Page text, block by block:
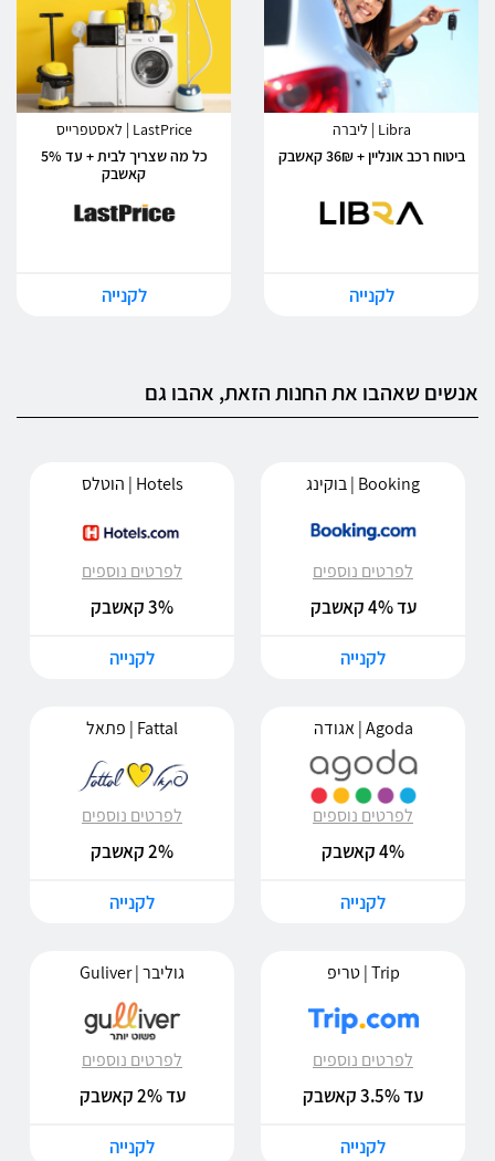
Libra | ליברה
ביטוח רכב אונליין + 36₪ קאשבק
לקנייה
LastPrice | לאסטפרייס
כל מה שצריך לבית + עד 5%
קאשבק
לקנייה
אנשים שאהבו את החנות הזאת, אהבו גם
Booking | בוקינג
לפרטים נוספים
עד 4% קאשבק
לקנייה
Hotels | הוטלס
לפרטים נוספים
3% קאשבק
לקנייה
Agoda | אגודה
לפרטים נוספים
4% קאשבק
לקנייה
Fattal | פתאל
לפרטים נוספים
2% קאשבק
לקנייה
Trip | טריפ
לפרטים נוספים
עד 3.5% קאשבק
לקנייה
גוליבר | Guliver
לפרטים נוספים
עד 2% קאשבק
לקנייה